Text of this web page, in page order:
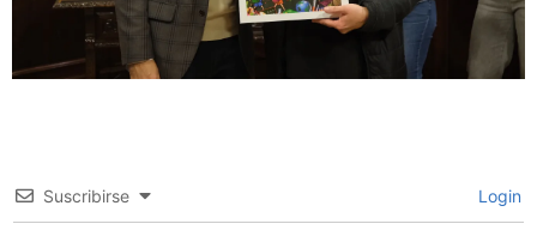
Suscribirse Login